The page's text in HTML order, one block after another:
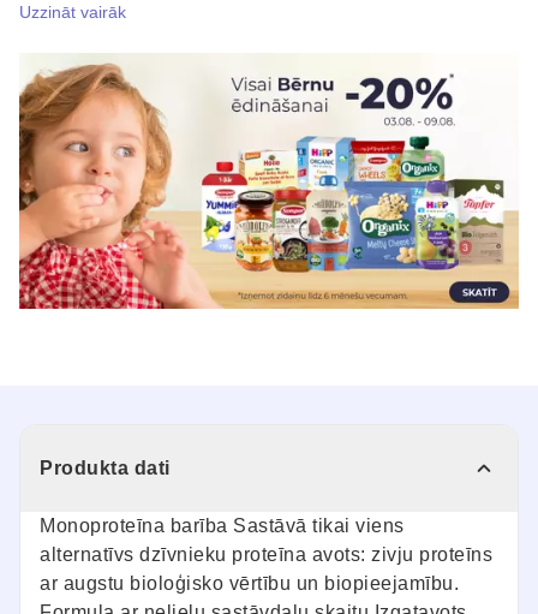
Uzzināt vairāk
Produkta dati
Monoproteīna barība Sastāvā tikai viens
alternatīvs dzīvnieku proteīna avots: zivju proteīns
ar augstu bioloģisko vērtību un biopieejamību.